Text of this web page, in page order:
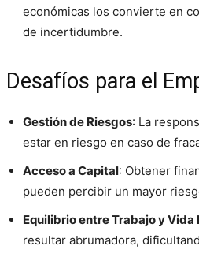
económicas los convierte en
de incertidumbre.
Desafíos para el
Gestión de Riesgos: La
estar en riesgo en caso de
Acceso a Capital: Obtener
pueden percibir un mayor
Equilibrio entre Trabajo y Vida
resultar abrumadora,